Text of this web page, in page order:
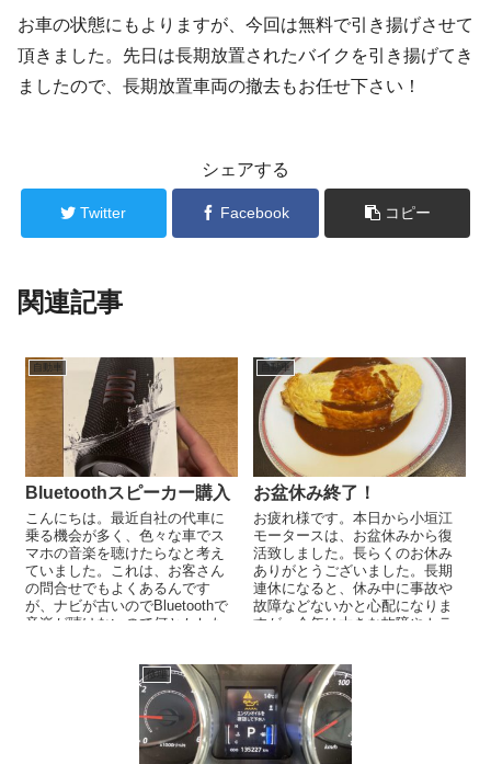
お車の状態にもよりますが、今回は無料で引き揚げさせて
頂きました。先日は長期放置されたバイクを引き揚げてき
ましたので、長期放置車両の撤去もお任せ下さい！
シェアする
Twitter Facebook コピー
関連記事
自動車
Bluetoothスピーカー購入
こんにちは。最近自社の代車に
乗る機会が多く、色々な車でス
マホの音楽を聴けたらなと考え
ていました。これは、お客さん
の問合せでもよくあるんです
が、ナビが古いのでBluetoothで
音楽が聴けないので何とかした
自動車
お盆休み終了！
お疲れ様です。本日から小垣江
モータースは、お盆休みから復
活致しました。長らくのお休み
ありがとうございました。長期
連休になると、休み中に事故や
故障などないかと心配になりま
すが、今年は大きな故障やトラ
修理